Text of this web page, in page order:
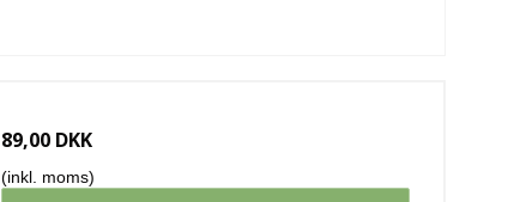
89,00 DKK
(inkl. moms)